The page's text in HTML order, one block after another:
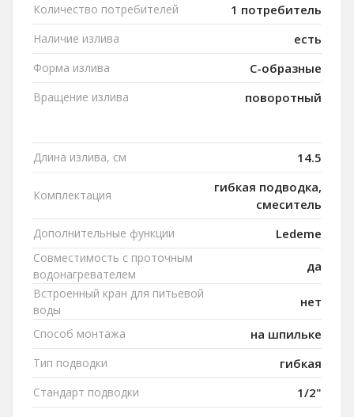
Количество потребителей 1 потребитель
Наличие излива есть
Форма излива C-образные
Вращение излива поворотный
Длина излива, см 14.5
Комплектация
гибкая подводка,
смеситель
Дополнительные функции Ledeme
Совместимость с проточным
водонагревателем
да
Встроенный кран для питьевой
воды
нет
Способ монтажа на шпильке
Тип подводки гибкая
Стандарт подводки
1/2"